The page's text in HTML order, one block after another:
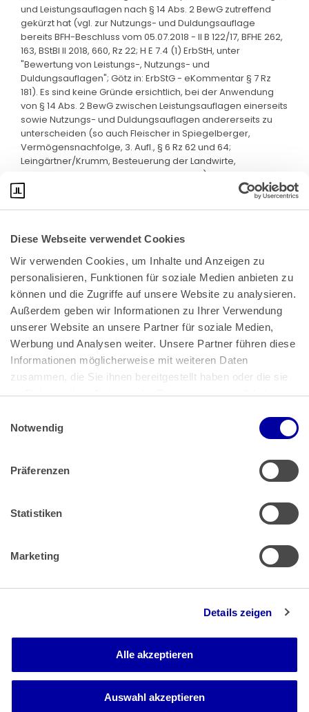
Diese Webseite verwendet Cookies
Wir verwenden Cookies, um Inhalte und Anzeigen zu
personalisieren, Funktionen für soziale Medien anbieten zu
können und die Zugriffe auf unsere Website zu analysieren.
Außerdem geben wir Informationen zu Ihrer Verwendung
unserer Website an unsere Partner für soziale Medien,
Werbung und Analysen weiter. Unsere Partner führen diese
Informationen möglicherweise mit weiteren Daten
zusammen, die Sie ihnen bereitgestellt haben oder die sie
im Rahmen Ihrer Nutzung der Dienste gesammelt haben.
Impressum
Notwendig
Präferenzen
Statistiken
Marketing
Details zeigen
Alle akzeptieren
Auswahl akzeptieren
und Leistungsauflagen nach § 14 Abs. 2 BewG zutreffend
gekürzt hat (vgl. zur Nutzungs- und Duldungsauflage
bereits BFH-Beschluss vom 05.07.2018 - II B 122/17, BFHE 262,
163, BStBl II 2018, 660, Rz 22; H E 7.4 (1) ErbStH, unter
"Bewertung von Leistungs-, Nutzungs- und
Duldungsauflagen"; Götz in: ErbStG - eKommentar § 7 Rz
181). Es sind keine Gründe ersichtlich, bei der Anwendung
von § 14 Abs. 2 BewG zwischen Leistungsauflagen einerseits
sowie Nutzungs- und Duldungsauflagen andererseits zu
unterscheiden (so auch Fleischer in Spiegelberger,
Vermögensnachfolge, 3. Aufl., § 6 Rz 62 und 64;
Leingärtner/Krumm, Besteuerung der Landwirte,
Werkstand: 46. EL Juli 2024, Kap. 92 Rz 114).
Bundeskanzlerplatz 2
53113 Bonn
Pressemitteilungen|AGB
Impressum|Datenschutz
Muster Widerrufsformular (PDF)
Barrierefreiheit